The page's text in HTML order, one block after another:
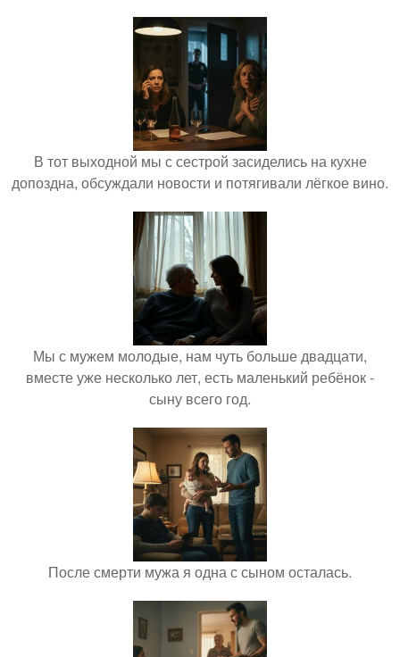
В тот выходной мы с сестрой засиделись на кухне
допоздна, обсуждали новости и потягивали лёгкое вино.
Мы с мужем молодые, нам чуть больше двадцати,
вместе уже несколько лет, есть маленький ребёнок -
сыну всего год.
После смерти мужа я одна с сыном осталась.